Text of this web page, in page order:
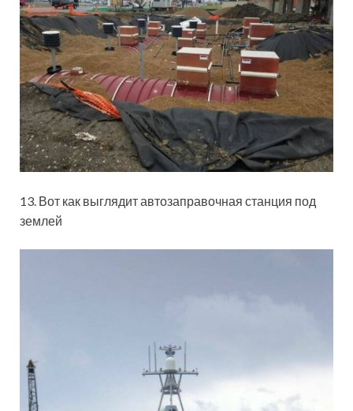
13. Вот как выглядит автозаправочная станция под
землей